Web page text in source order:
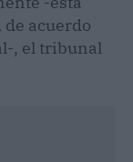
acuerdo
, el tribunal